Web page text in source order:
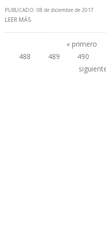
PUBLICADO: 08 de diciembre de 2017
LEER MÁS
Páginas
« primero
488
489 490